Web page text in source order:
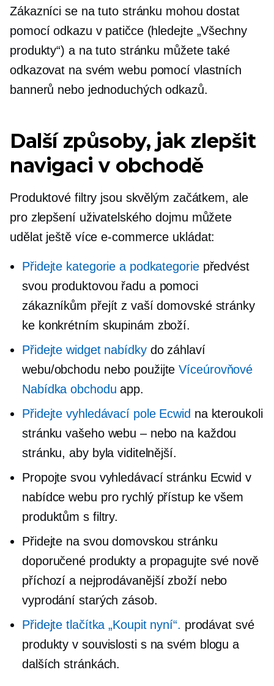
Zákazníci se na tuto stránku mohou dostat
pomocí odkazu v patičce (hledejte „Všechny
produkty“) a na tuto stránku můžete také
odkazovat na svém webu pomocí vlastních
bannerů nebo jednoduchých odkazů.
Další způsoby, jak zlepšit
navigaci v obchodě
Produktové filtry jsou skvělým začátkem, ale
pro zlepšení uživatelského dojmu můžete
udělat ještě vícee-commerce ukládat:
Přidejte kategorie a podkategoriepředvést
svou produktovou řadu a pomoci
zákazníkům přejít z vaší domovské stránky
ke konkrétním skupinám zboží.
Přidejte widget nabídkydo záhlaví
webu/obchodu nebo použijteVíceúrovňové
Nabídka obchodu app.
Přidejte vyhledávací pole Ecwid na kteroukoli
stránku vašeho webu – nebo na každou
stránku, aby byla viditelnější.
Propojte svou vyhledávací stránku Ecwid v
nabídce webu pro rychlý přístup ke všem
produktům s filtry.
Přidejte na svou domovskou stránku
doporučené produkty a propagujte své nově
příchozí a nejprodávanějšízboží nebo
vyprodání starých zásob.
Přidejte tlačítka „Koupit nyní“. prodávat své
produktyv souvislosti sna svém blogu a
dalších stránkách.